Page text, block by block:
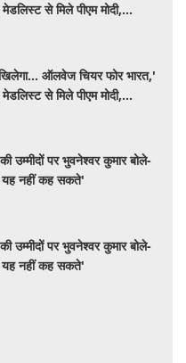
से मिले पीएम मोदी,
ऑलवेज चियर फोर भारत,'
से मिले पीएम मोदी,
उम्मीदों पर भुवनेश्वर कुमार बोले-
यह नहीं कह सकते'
उम्मीदों पर भुवनेश्वर कुमार बोले-
यह नहीं कह सकते'